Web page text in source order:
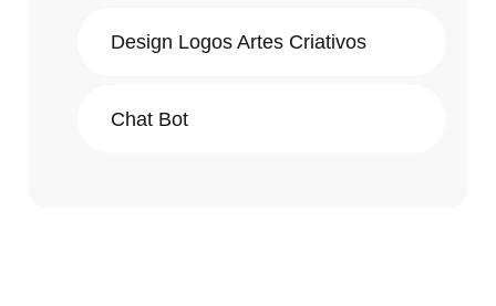
Design Logos Artes Criativos
Chat Bot